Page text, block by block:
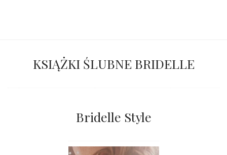
KSIĄŻKI ŚLUBNE BRIDELLE
Bridelle Style